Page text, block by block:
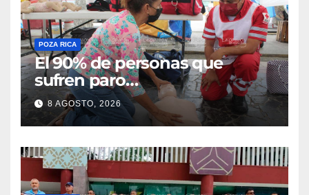
POZA RICA
El 90% de personas que
sufren paro
cardiorrespiratorio mueren
8 AGOSTO, 2026